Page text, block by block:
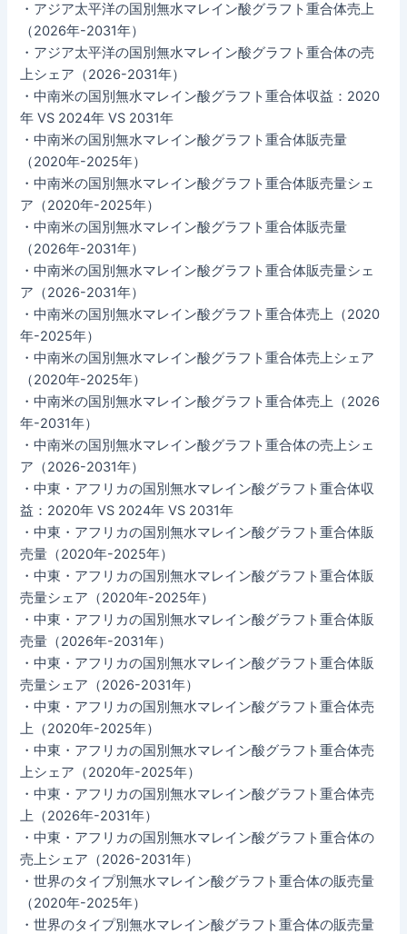
・アジア太平洋の国別無水マレイン酸グラフト重合体売上
（2026年-2031年）
・アジア太平洋の国別無水マレイン酸グラフト重合体の売
上シェア（2026-2031年）
・中南米の国別無水マレイン酸グラフト重合体収益：2020
年 VS 2024年 VS 2031年
・中南米の国別無水マレイン酸グラフト重合体販売量
（2020年-2025年）
・中南米の国別無水マレイン酸グラフト重合体販売量シェ
ア（2020年-2025年）
・中南米の国別無水マレイン酸グラフト重合体販売量
（2026年-2031年）
・中南米の国別無水マレイン酸グラフト重合体販売量シェ
ア（2026-2031年）
・中南米の国別無水マレイン酸グラフト重合体売上（2020
年-2025年）
・中南米の国別無水マレイン酸グラフト重合体売上シェア
（2020年-2025年）
・中南米の国別無水マレイン酸グラフト重合体売上（2026
年-2031年）
・中南米の国別無水マレイン酸グラフト重合体の売上シェ
ア（2026-2031年）
・中東・アフリカの国別無水マレイン酸グラフト重合体収
益：2020年 VS 2024年 VS 2031年
・中東・アフリカの国別無水マレイン酸グラフト重合体販
売量（2020年-2025年）
・中東・アフリカの国別無水マレイン酸グラフト重合体販
売量シェア（2020年-2025年）
・中東・アフリカの国別無水マレイン酸グラフト重合体販
売量（2026年-2031年）
・中東・アフリカの国別無水マレイン酸グラフト重合体販
売量シェア（2026-2031年）
・中東・アフリカの国別無水マレイン酸グラフト重合体売
上（2020年-2025年）
・中東・アフリカの国別無水マレイン酸グラフト重合体売
上シェア（2020年-2025年）
・中東・アフリカの国別無水マレイン酸グラフト重合体売
上（2026年-2031年）
・中東・アフリカの国別無水マレイン酸グラフト重合体の
売上シェア（2026-2031年）
・世界のタイプ別無水マレイン酸グラフト重合体の販売量
（2020年-2025年）
・世界のタイプ別無水マレイン酸グラフト重合体の販売量